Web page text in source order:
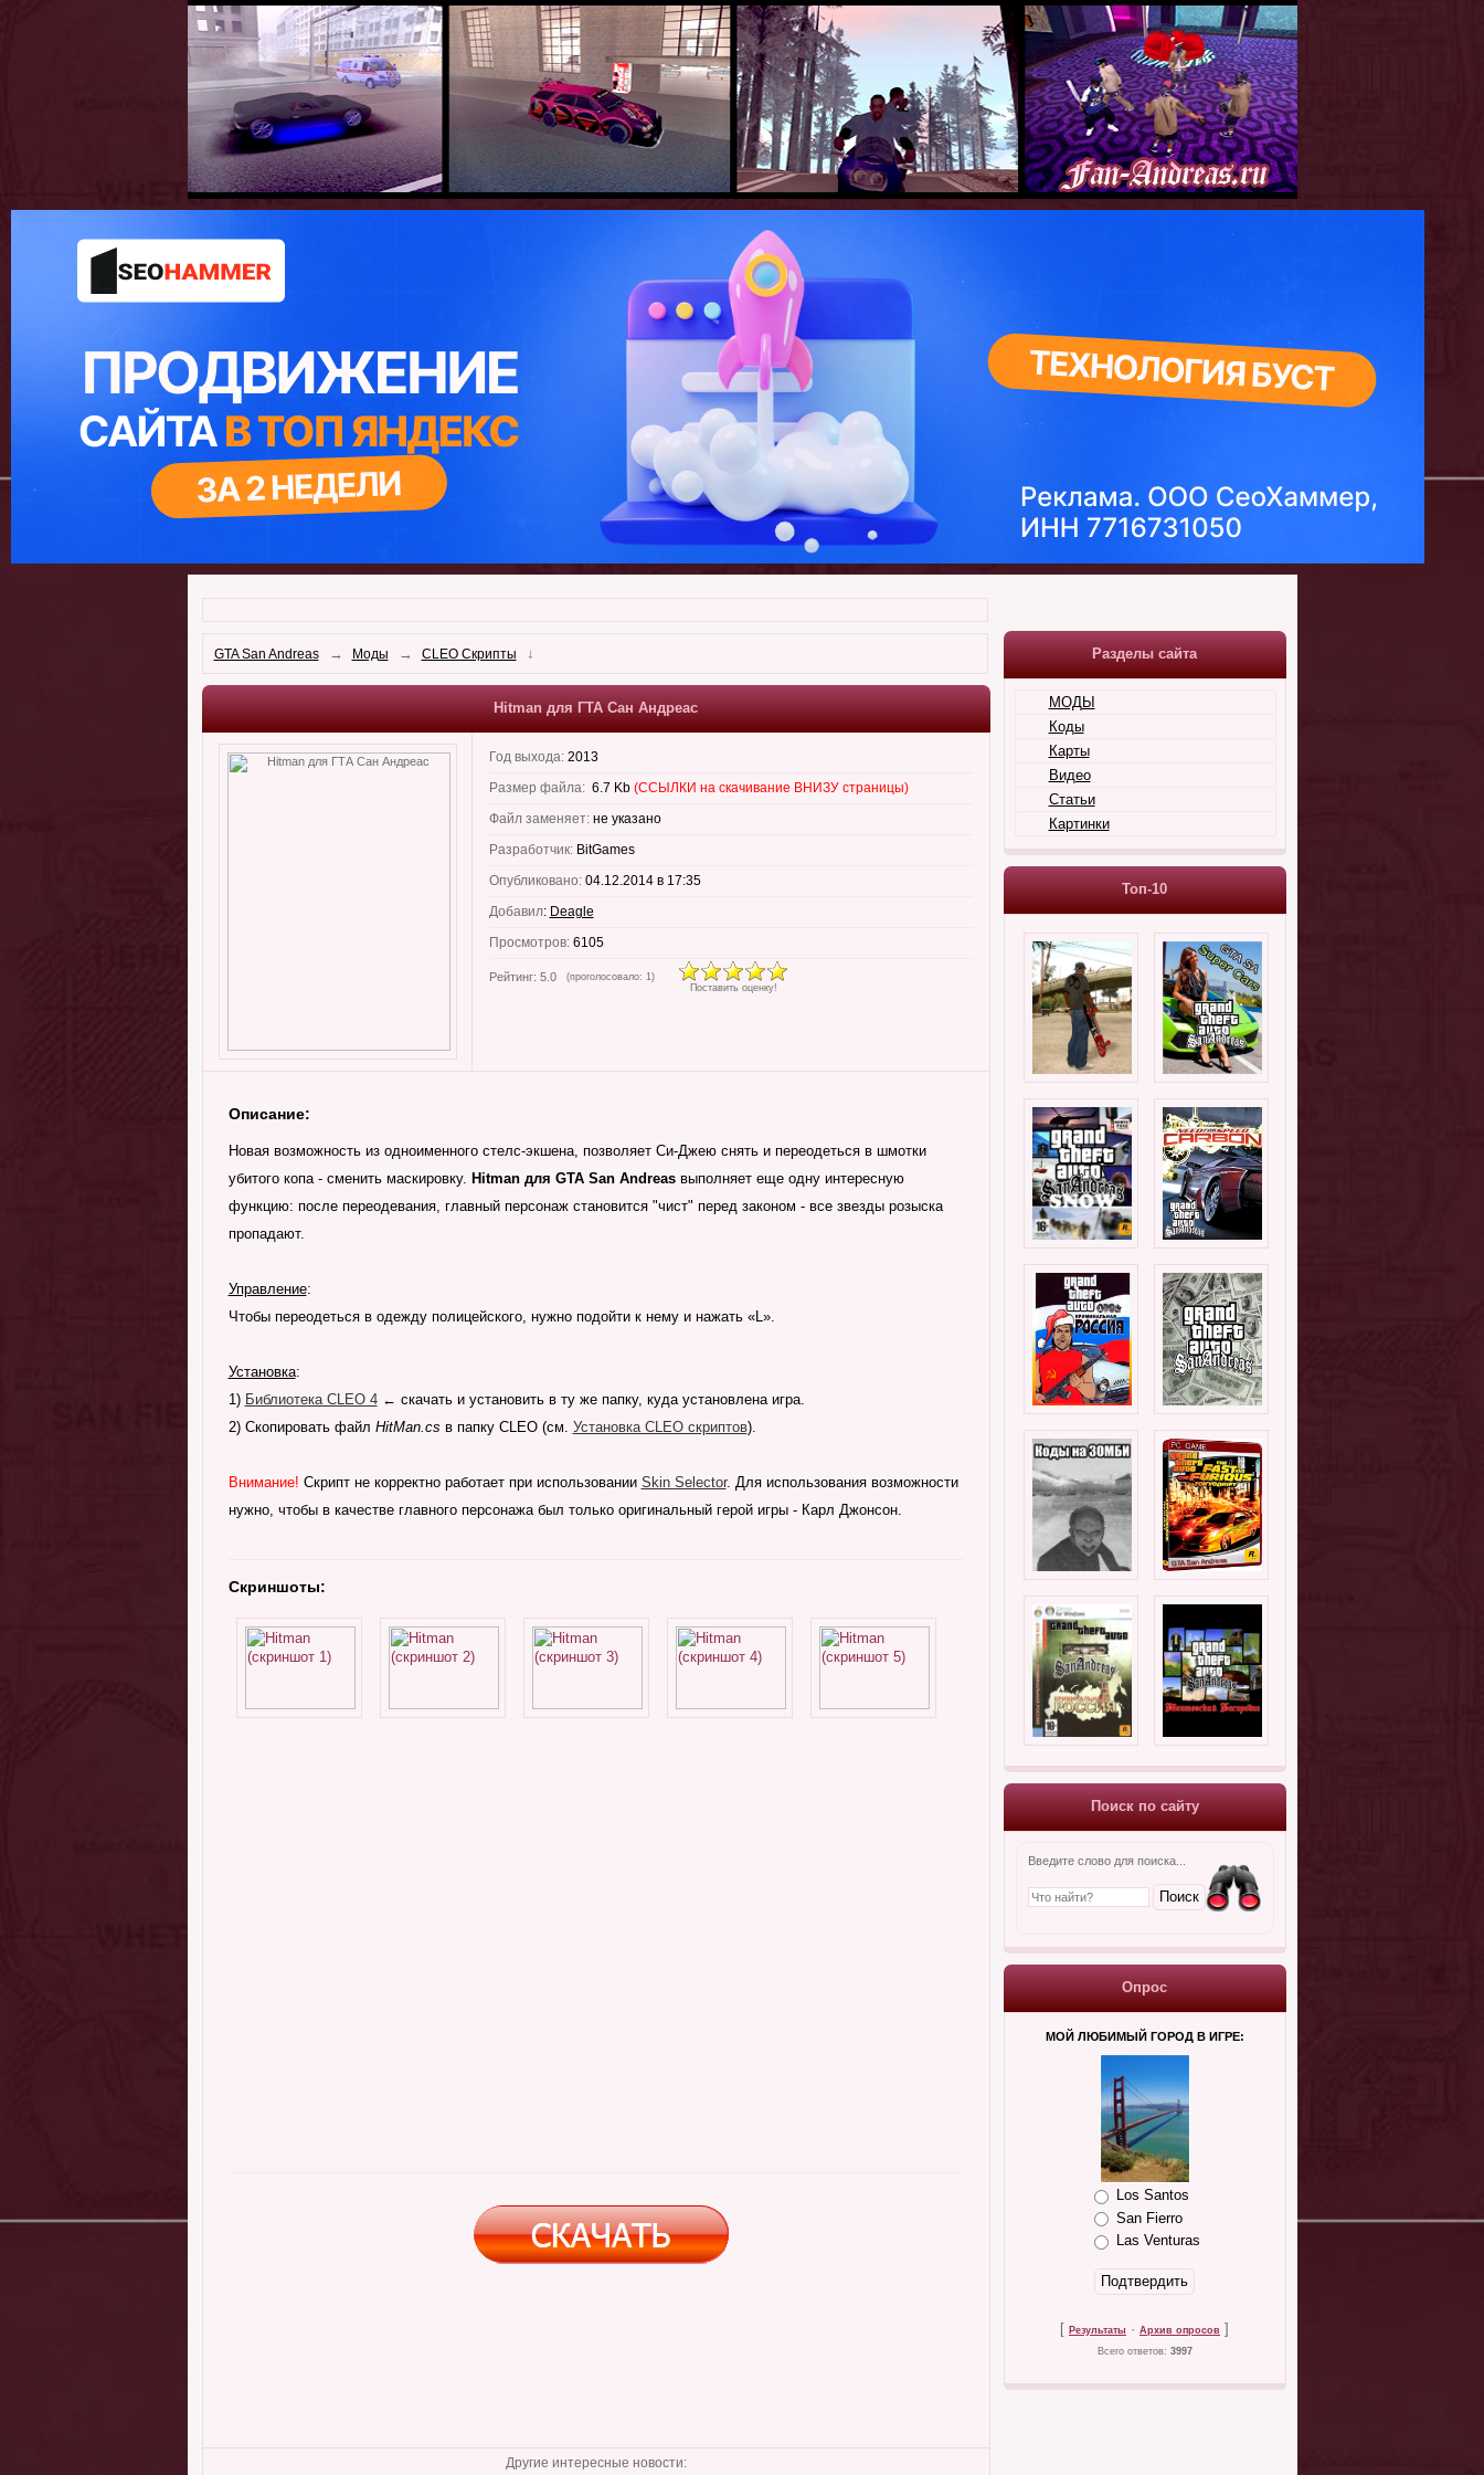
GTA San Andreas → Моды → CLEO Скрипты ↓
Hitman для ГТА Сан Андреас
Год выхода: 2013
Размер файла: 6.7 Kb (ССЫЛКИ на скачивание ВНИЗУ страницы)
Файл заменяет: не указано
Разработчик: BitGames
Опубликовано: 04.12.2014 в 17:35
Добавил: Deagle
Просмотров: 6105
Рейтинг: 5.0 (проголосовало: 1)
Поставить оценку!
Описание:
Новая возможность из одноименного стелс-экшена, позволяет Си-Джею снять и переодеться в шмотки
убитого копа - сменить маскировку. Hitman для GTA San Andreasвыполняет еще одну интересную
функцию: после переодевания, главный персонаж становится "чист" перед законом - все звезды розыска
пропадают.
Управление:
Чтобы переодеться в одежду полицейского, нужно подойти к нему и нажать «L».
Установка:
1) Библиотека CLEO 4← скачать и установить в ту же папку, куда установлена игра.
2) Скопировать файл HitMan.cs в папку CLEO (см. Установка CLEO скриптов).
Внимание! Скрипт не корректно работает при использовании Skin Selector. Для использования возможности
нужно, чтобы в качестве главного персонажа был только оригинальный герой игры - Карл Джонсон.
Скриншоты:
Другие интересные новости:
Разделы сайта
МОДЫ
Коды
Карты
Видео
Статьи
Картинки
Топ-10
Поиск по сайту
Введите слово для поиска...
Опрос
МОЙ ЛЮБИМЫЙ ГОРОД В ИГРЕ:
Los Santos
San Fierro
Las Venturas
[ Результаты · Архив опросов ]
Всего ответов: 3997